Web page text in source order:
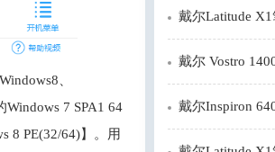
、
7 SPA1 64
8 PE(32/64)】。用